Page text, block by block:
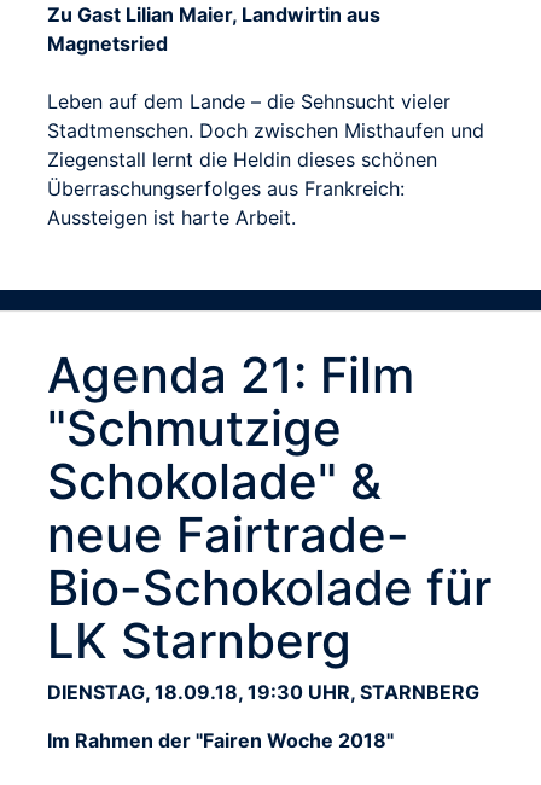
Zu Gast Lilian Maier, Landwirtin aus
Magnetsried
Leben auf dem Lande – die Sehnsucht vieler
Stadtmenschen. Doch zwischen Misthaufen und
Ziegenstall lernt die Heldin dieses schönen
Überraschungserfolges aus Frankreich:
Aussteigen ist harte Arbeit.
Agenda 21: Film
"Schmutzige
Schokolade" &
neue Fairtrade-
Bio-Schokolade für
LK Starnberg
DIENSTAG, 18.09.18, 19:30 UHR, STARNBERG
Im Rahmen der "Fairen Woche 2018"